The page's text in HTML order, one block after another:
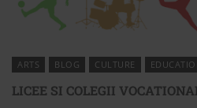
ARTS BLOG CULTURE
LICEE SI COLEGII